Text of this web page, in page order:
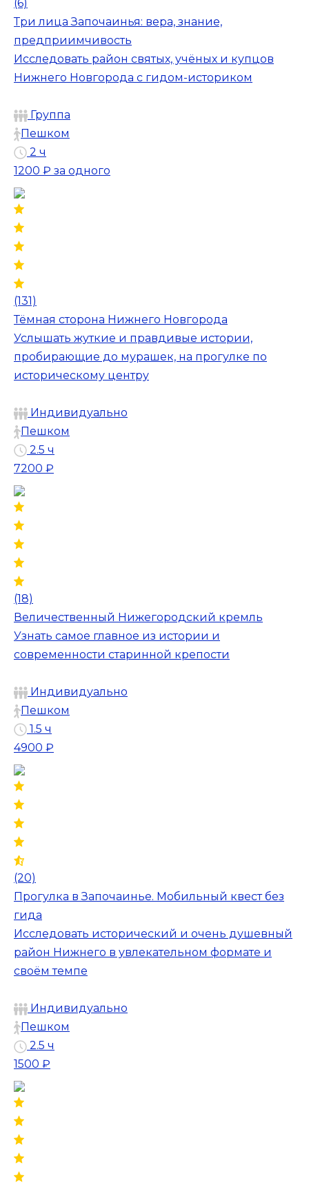
(6)
Три лица Започаинья: вера, знание,
предприимчивость
Исследовать район святых, учёных и купцов
Нижнего Новгорода с гидом-историком
Группа
Пешком
2 ч
1200 ₽ за одного
(131)
Тёмная сторона Нижнего Новгорода
Услышать жуткие и правдивые истории,
пробирающие до мурашек, на прогулке по
историческому центру
Индивидуально
Пешком
2.5 ч
7200 ₽
(18)
Величественный Нижегородский кремль
Узнать самое главное из истории и
современности старинной крепости
Индивидуально
Пешком
1.5 ч
4900 ₽
(20)
Прогулка в Започаинье. Мобильный квест без
гида
Исследовать исторический и очень душевный
район Нижнего в увлекательном формате и
своём темпе
Индивидуально
Пешком
2.5 ч
1500 ₽